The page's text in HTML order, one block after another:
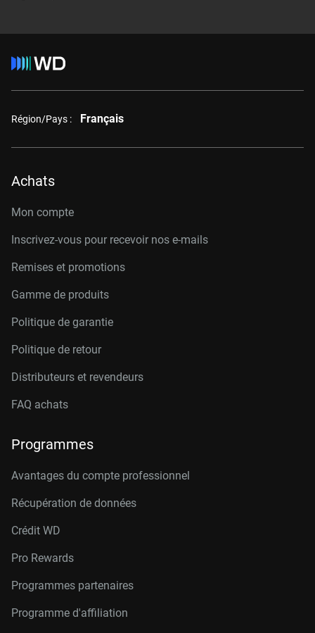
Région/Pays : Français
Achats
Mon compte
Inscrivez-vous pour recevoir nos e-mails
Remises et promotions
Gamme de produits
Politique de garantie
Politique de retour
Distributeurs et revendeurs
FAQ achats
Programmes
Avantages du compte professionnel
Récupération de données
Crédit WD
Pro Rewards
Programmes partenaires
Programme d'affiliation